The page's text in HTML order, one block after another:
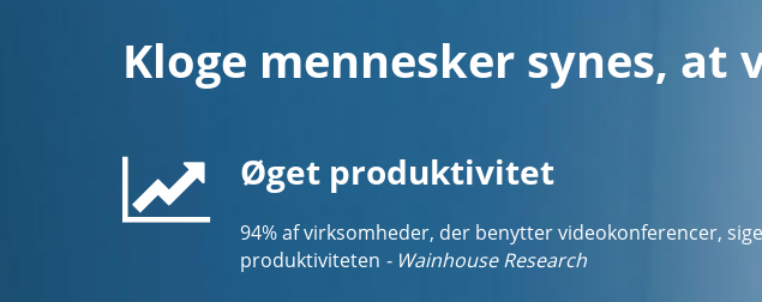
Kloge mennesker synes, at
Øget produktivitet
94% af virksomheder, der benytter videokonferencer,
produktiviteten - Wainhouse Research